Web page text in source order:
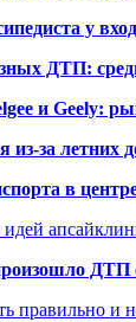
у
ДТП:
и Geely:
из-за летних
в
ДТП
правильно и